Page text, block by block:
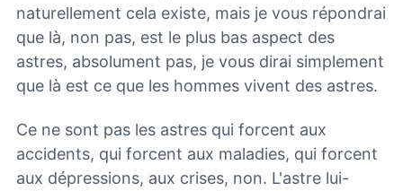
naturellement cela existe, mais je vous répondrai
que là, non pas, est le plus bas aspect des
astres, absolument pas, je vous dirai simplement
que là est ce que les hommes vivent des astres.
Ce ne sont pas les astres qui forcent aux
accidents, qui forcent aux maladies, qui forcent
aux dépressions, aux crises, non. L'astre lui-